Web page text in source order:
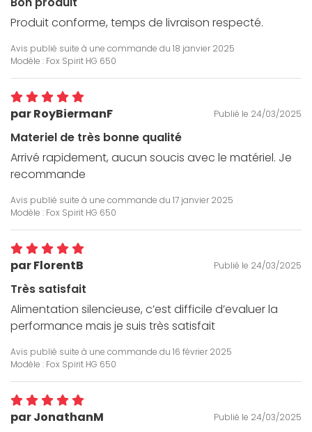
Produit conforme, temps de livraison respecté.
Avis publié suite à une commande du 18 janvier 2025
Modèle : Fox Spirit HG 650
par RoyBiermanF Publié le 24/03/2025
Materiel de très bonne qualité
Arrivé rapidement, aucun soucis avec le matériel. Je
recommande
Avis publié suite à une commande du 17 janvier 2025
Modèle : Fox Spirit HG 650
par FlorentB Publié le 24/03/2025
Très satisfait
Alimentation silencieuse, c’est difficile d’evaluer la
performance mais je suis très satisfait
Avis publié suite à une commande du 16 février 2025
Modèle : Fox Spirit HG 650
par JonathanM Publié le 24/03/2025